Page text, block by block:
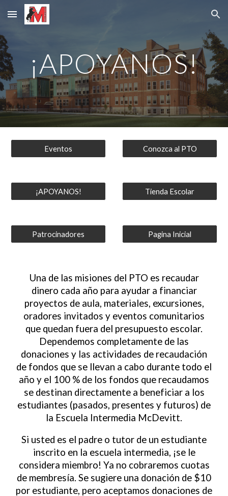
Skip to main content Skip to navigation
¡APOYANOS!
Eventos Conozca al PTO
¡APOYANOS! Tienda Escolar
Patrocinadores Pagina Inicial
Una de las misiones del PTO es recaudar
dinero cada año para ayudar a financiar
proyectos de aula, materiales, excursiones,
oradores invitados y eventos comunitarios
que quedan fuera del presupuesto escolar.
Dependemos completamente de las
donaciones y las actividades de recaudación
de fondos que se llevan a cabo durante todo el
año y el 100 % de los fondos que recaudamos
se destinan directamente a beneficiar a los
estudiantes (pasados, presentes y futuros) de
la Escuela Intermedia McDevitt.
Si usted es el padre o tutor de un estudiante
inscrito en la escuela intermedia, ¡se le
considera miembro! Ya no cobraremos cuotas
de membresía. Se sugiere una donación de $10
por estudiante, pero aceptamos donaciones de